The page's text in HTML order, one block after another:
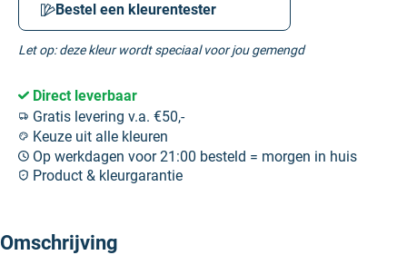
Bestel een kleurentester
Let op: deze kleur wordt speciaal voor jou gemengd
Direct leverbaar
Gratis levering v.a. €50,-
Keuze uit alle kleuren
Op werkdagen voor 21:00 besteld = morgen in huis
Product & kleurgarantie
Omschrijving